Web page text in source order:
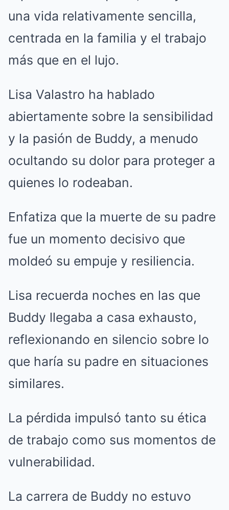
una vida relativamente sencilla,
centrada en la familia y el trabajo
más que en el lujo.
Lisa Valastro ha hablado
abiertamente sobre la sensibilidad
y la pasión de Buddy, a menudo
ocultando su dolor para proteger a
quienes lo rodeaban.
Enfatiza que la muerte de su padre
fue un momento decisivo que
moldeó su empuje y resiliencia.
Lisa recuerda noches en las que
Buddy llegaba a casa exhausto,
reflexionando en silencio sobre lo
que haría su padre en situaciones
similares.
La pérdida impulsó tanto su ética
de trabajo como sus momentos de
vulnerabilidad.
La carrera de Buddy no estuvo